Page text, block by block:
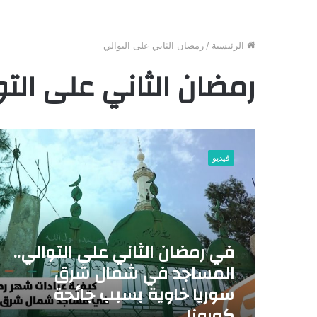
الرئيسية / رمضان الثاني على التوالي
رمضان الثاني على
م
ض
ا
ن
ل
ن
ي
فيديو
في رمضان الثاني على التوالي..
المساجد في شمال شرق
سوريا خاوية بسبب جائحة